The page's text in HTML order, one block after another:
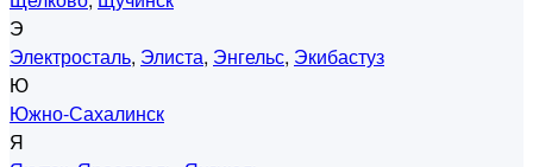
Э
Электросталь, Элиста, Энгельс, Экибастуз
Ю
Южно-Сахалинск
Я